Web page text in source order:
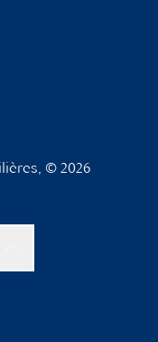
© 2026